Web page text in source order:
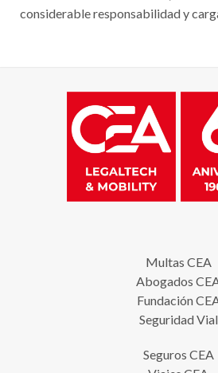
considerable responsabilidad y
Multas CEA
Abogados
Fundación
Seguridad Vial
Seguros CEA